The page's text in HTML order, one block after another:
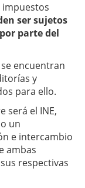
impuestos
ser sujetos
parte del
encuentran
y
para ello.
será el INE,
un
e intercambio
ambas
respectivas